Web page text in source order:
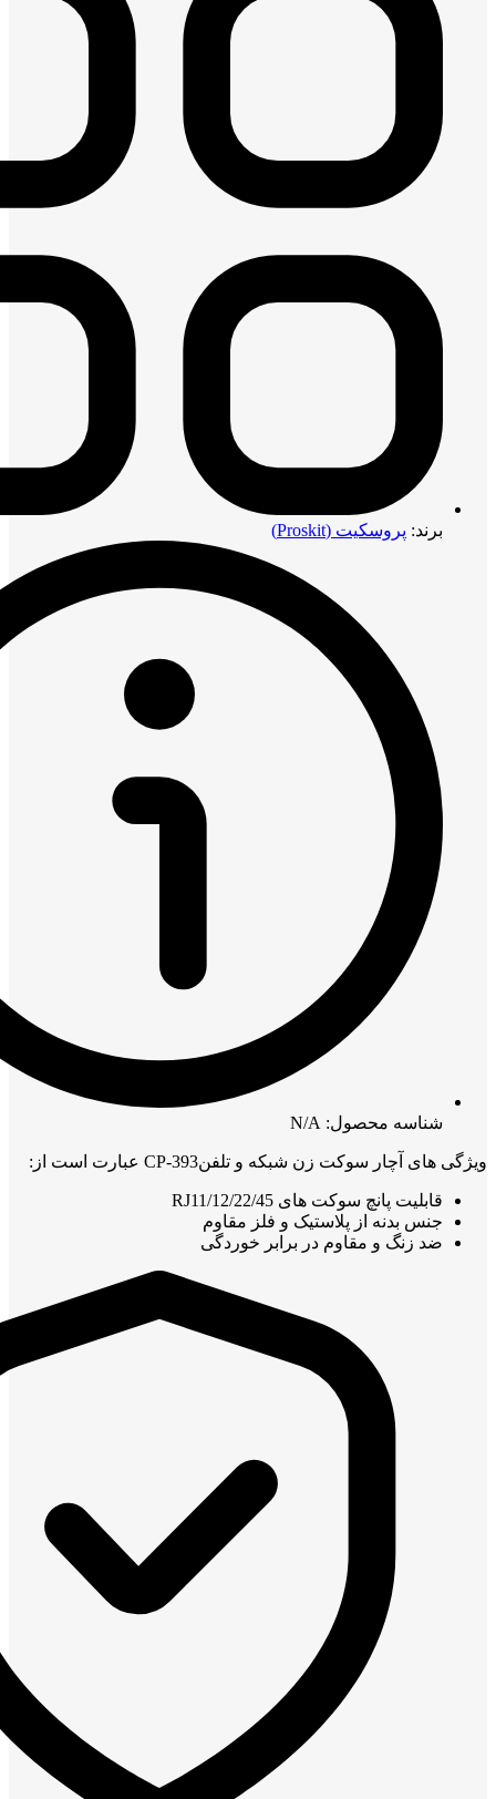
برند: پروسکیت (Proskit)
شناسه محصول: N/A
ویژگی های آچار سوکت زن شبکه و تلفنCP-393 عبارت است از:
قابلیت پانچ سوکت های RJ11/12/22/45
جنس بدنه از پلاستیک و فلز مقاوم
ضد زنگ و مقاوم در برابر خوردگی